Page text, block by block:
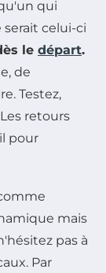
qui
serait celui-ci
le départ.
de
Testez,
Les retours
pour
mais
pas à
Par